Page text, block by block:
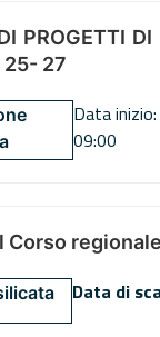
PROGETTI
25- 27
Data
09:00
Corso
Data di